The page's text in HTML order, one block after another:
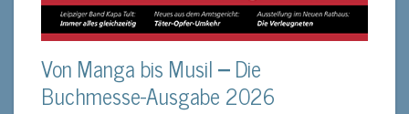
Von Manga bis Musil–Die
Buchmesse-Ausgabe 2026